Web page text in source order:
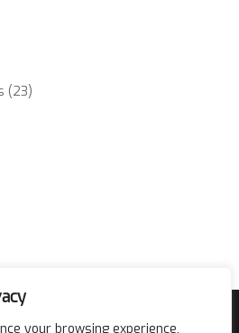
your browsing experience,
(23)